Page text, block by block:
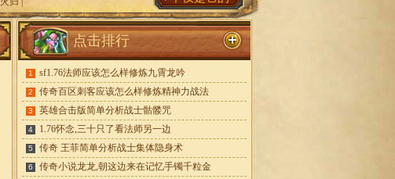
点击排行
1 sf1.76法师应该怎么样修炼九霄龙吟
2 传奇百区刺客应该怎么样修炼精神力战法
3 英雄合击版简单分析战士骷髅咒
4 1.76怀念,三十只了看法师另一边
5 传奇 王菲简单分析战士集体隐身术
6 传奇小说龙龙,朝这边来在记忆手镯千粒金